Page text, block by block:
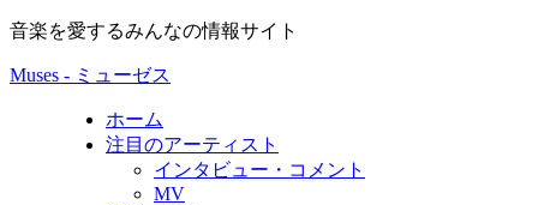
音楽を愛するみんなの情報サイト
Muses - ミューゼス
ホーム
注目のアーティスト
インタビュー・コメント
MV